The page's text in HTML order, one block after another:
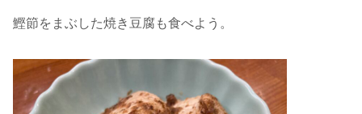
鰹節をまぶした焼き豆腐も食べよう。